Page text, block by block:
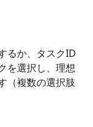
るか、タスクID
を選択し、理想
（複数の選択肢